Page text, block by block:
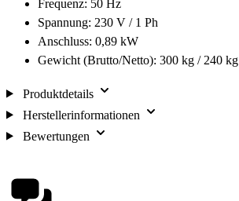
Frequenz: 50 Hz
Spannung: 230 V / 1 Ph
Anschluss: 0,89 kW
Gewicht (Brutto/Netto): 300 kg / 240 kg
Produktdetails
Herstellerinformationen
Bewertungen